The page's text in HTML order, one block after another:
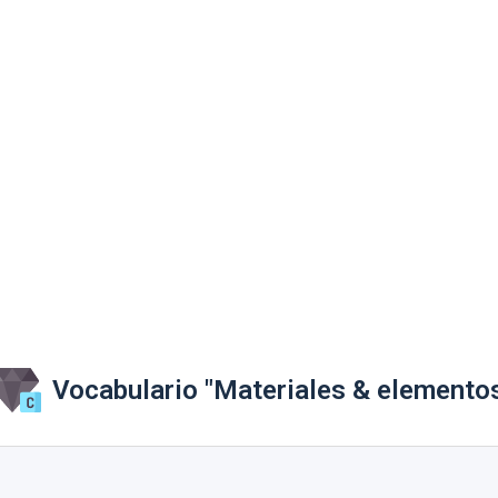
Vocabulario "Materiales &